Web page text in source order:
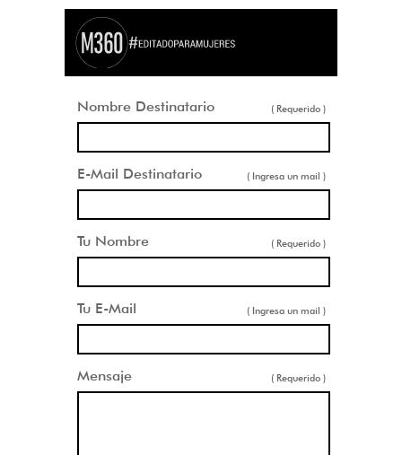
Nombre Destinatario ( Requerido )
E-Mail Destinatario ( Ingresa un mail )
Tu Nombre ( Requerido )
Tu E-Mail ( Ingresa un mail )
Mensaje ( Requerido )